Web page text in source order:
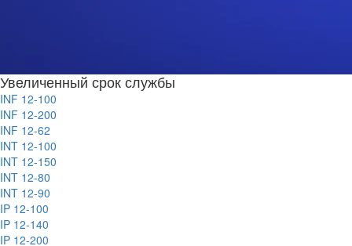
Увеличенный срок службы
INF 12-100
INF 12-200
INF 12-62
INT 12-100
INT 12-150
INT 12-80
INT 12-90
IP 12-100
IP 12-140
IP 12-200